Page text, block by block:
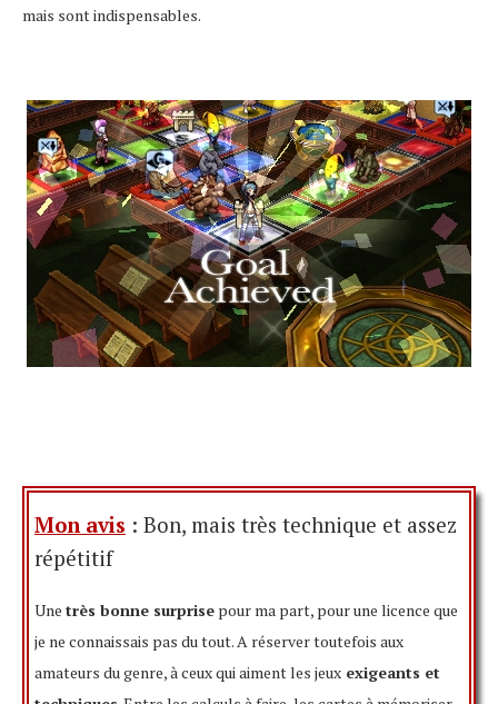
mais sont indispensables.
Mon avis : Bon, mais très technique et assez
répétitif
Une très bonne surprise pour ma part, pour une licence que
je ne connaissais pas du tout. A réserver toutefois aux
amateurs du genre, à ceux qui aiment les jeux exigeants et